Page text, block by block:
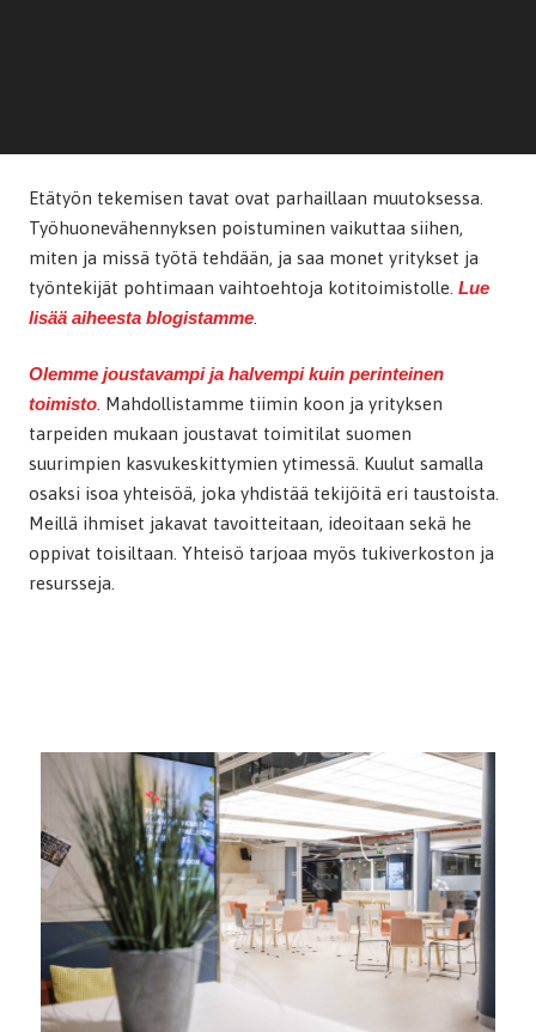
Etätyön tekemisen tavat ovat parhaillaan muutoksessa.
Työhuonevähennyksen poistuminen vaikuttaa siihen,
miten ja missä työtä tehdään, ja saa monet yritykset ja
työntekijät pohtimaan vaihtoehtoja kotitoimistolle. Lue
lisää aiheesta blogistamme
Olemme joustavampi ja halvempi kuin perinteinen
toimisto . Mahdollistamme tiimin koon ja yrityksen
tarpeiden mukaan joustavat toimitilat suomen
suurimpien kasvukeskittymien ytimessä. Kuulut samalla
osaksi isoa yhteisöä, joka yhdistää tekijöitä eri taustoista.
Meillä ihmiset jakavat tavoitteitaan, ideoitaan sekä he
oppivat toisiltaan. Yhteisö tarjoaa myös tukiverkoston ja
resursseja.